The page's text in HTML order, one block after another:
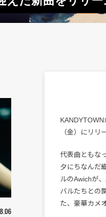
（金）にリ
代表曲ともな
夕にちなんだ
ルのAwichが
バルたちとの
た、豪華カメ